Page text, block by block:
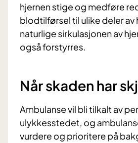
hjernen stige og medføre
blodtilførsel til ulike deler av
naturlige sirkulasjonen av
også forstyrres.
Når skaden har
Ambulanse vil bli tilkalt av
ulykkesstedet, og
vurdere og prioritere på